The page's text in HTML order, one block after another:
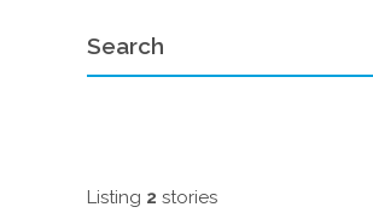
Listing 2 stories